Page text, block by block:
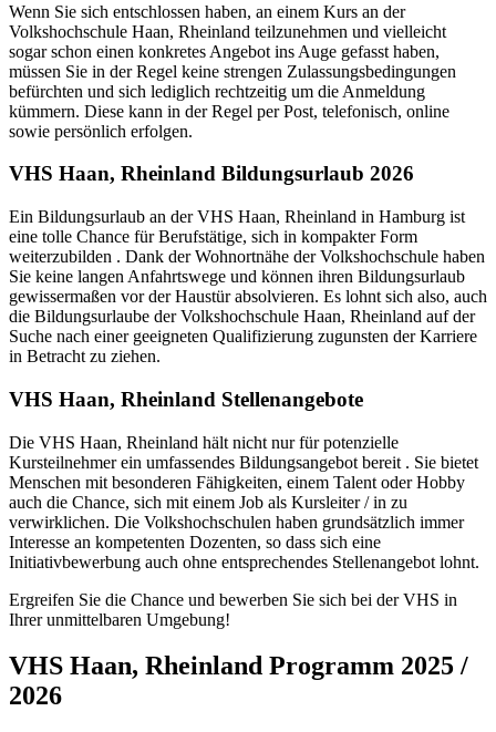
Wenn Sie sich entschlossen haben, an einem Kurs an der
Volkshochschule Haan, Rheinland teilzunehmen und vielleicht
sogar schon einen konkretes Angebot ins Auge gefasst haben,
müssen Sie in der Regel keine strengen Zulassungsbedingungen
befürchten und sich lediglich rechtzeitig um die Anmeldung
kümmern. Diese kann in der Regel per Post, telefonisch, online
sowie persönlich erfolgen.
VHS Haan, Rheinland Bildungsurlaub 2026
Ein Bildungsurlaub an der VHS Haan, Rheinland in Hamburg ist
eine tolle Chance für Berufstätige, sich in kompakter Form
weiterzubilden . Dank der Wohnortnähe der Volkshochschule haben
Sie keine langen Anfahrtswege und können ihren Bildungsurlaub
gewissermaßen vor der Haustür absolvieren. Es lohnt sich also, auch
die Bildungsurlaube der Volkshochschule Haan, Rheinland auf der
Suche nach einer geeigneten Qualifizierung zugunsten der Karriere
in Betracht zu ziehen.
VHS Haan, Rheinland Stellenangebote
Die VHS Haan, Rheinland hält nicht nur für potenzielle
Kursteilnehmer ein umfassendes Bildungsangebot bereit . Sie bietet
Menschen mit besonderen Fähigkeiten, einem Talent oder Hobby
auch die Chance, sich mit einem Job als Kursleiter / in zu
verwirklichen. Die Volkshochschulen haben grundsätzlich immer
Interesse an kompetenten Dozenten, so dass sich eine
Initiativbewerbung auch ohne entsprechendes Stellenangebot lohnt.
Ergreifen Sie die Chance und bewerben Sie sich bei der VHS in
Ihrer unmittelbaren Umgebung!
VHS Haan, Rheinland Programm 2025 /
2026